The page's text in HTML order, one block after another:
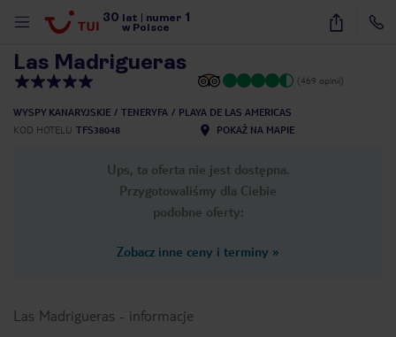
30 lat numer 1
w Polsce
20
Las Madrigueras
(469 opinii)
WYSPY KANARYJSKIE TENERYFA
PLAYA DE LAS AMERICAS
KOD HOTELU TFS38048 POKAŻ NA MAPIE
Ups, ta oferta nie jest dostępna.
Przygotowaliśmy dla Ciebie
podobne oferty:
Zobacz inne ceny i terminy »
Las Madrigueras - informacje